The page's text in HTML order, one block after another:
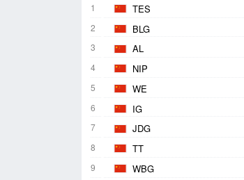
1 TES
2
BLG
3
AL
4
NIP
5
WE
6
IG
7
JDG
8
TT
9
WBG